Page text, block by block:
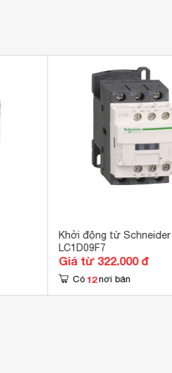
Khởi động từ Schneider
LC1D09F7
Giá từ 322.000 đ
Có 12 nơi bán